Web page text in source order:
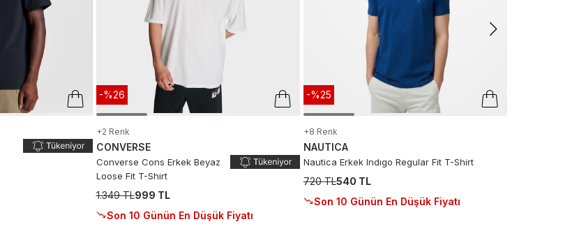
-%26
+2 Renk
CONVERSE
Converse Cons Erkek Beyaz
Loose Fit T-Shirt
1.349 TL999 TL
Son 10 Günün En Düşük Fiyatı
-%25
+8 Renk
NAUTICA
Nautica Erkek Indıgo Regular Fit T-Shirt
720 TL540 TL
Son 10 Günün En Düşük Fiyatı